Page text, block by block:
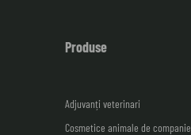
Produse
Adjuvanți veterinari
Cosmetice animale de companie